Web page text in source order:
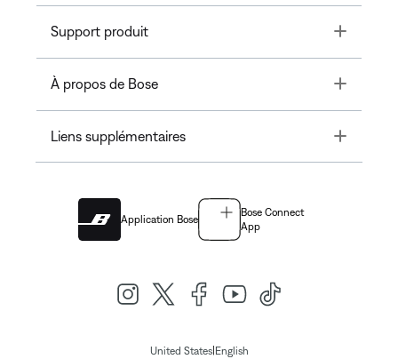
Support produit Toggle
À propos de Bose Toggle
Liens supplémentaires Toggle
Application Bose
Bose Connect
App
United States| English